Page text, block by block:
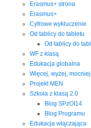
Erasmus+ strona
Erasmus+
Cyfrowe wykluczenie
Od tablicy do tabletu
Od tablicy do
WF z klasą
Edukacja globalna
Więcej, wyżej,
Projekt MEN
Szkoła z klasą 2.0
Blog SPzOI14
Blog Programu
Edukacja włączająca